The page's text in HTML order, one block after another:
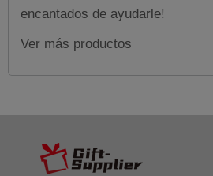
encantados de ayudarle!
Ver más productos